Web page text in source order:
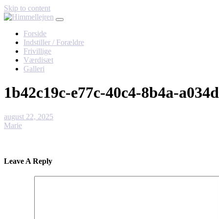
Skip to content
Forside
Indstiller / Forældre
Frivillige
Værdisæt
Galleri
1b42c19c-e77c-40c4-8b4a-
august 22, 2025
Marie
Leave A Reply